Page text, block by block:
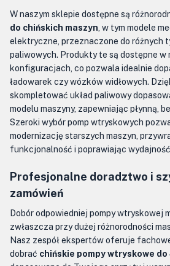
W naszym sklepie dostępne są
do chińskich maszyn , w tym modele
elektryczne, przeznaczone do różnych
paliwowych. Produkty te są dostępne w
konfiguracjach, co pozwala idealnie
ładowarek czy wózków widłowych.
skompletować układ paliwowy
modelu maszyny, zapewniając płynną,
Szeroki wybór pomp wtryskowych
modernizację starszych maszyn,
funkcjonalność i poprawiając
Profesjonalne doradztwo i
zamówień
Dobór odpowiedniej pompy wtryskowej
zwłaszcza przy dużej różnorodności
Nasz zespół ekspertów oferuje
dobrać chińskie pompy wtryskowe do